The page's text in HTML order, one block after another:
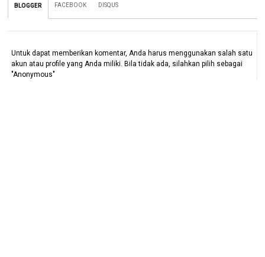
BLOGGER FACEBOOK DISQUS
Untuk dapat memberikan komentar, Anda harus menggunakan salah satu
akun atau profile yang Anda miliki. Bila tidak ada, silahkan pilih sebagai
"Anonymous"